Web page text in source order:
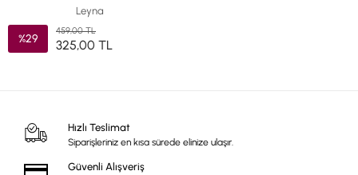
Leyna
%29
459,00 TL
325,00 TL
Hızlı Teslimat
Siparişleriniz en kısa sürede elinize ulaşır.
Güvenli Alışveriş